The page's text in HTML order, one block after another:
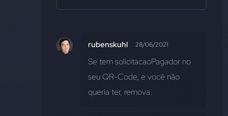
rubenskuhl 28/06/2021
Se tem solicitacaoPagador no
seu QR-Code, e você não
queria ter, remova.